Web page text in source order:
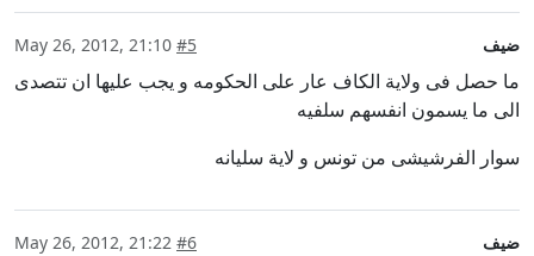
ضيف #5
ما حصل فى ولاية الكاف عار على الحكومه و يجب عليها ان تتصدى
الى ما يسمون انفسهم سلفيه
سوار الفرشيشى من تونس و لاية سليانه
ضيف #6